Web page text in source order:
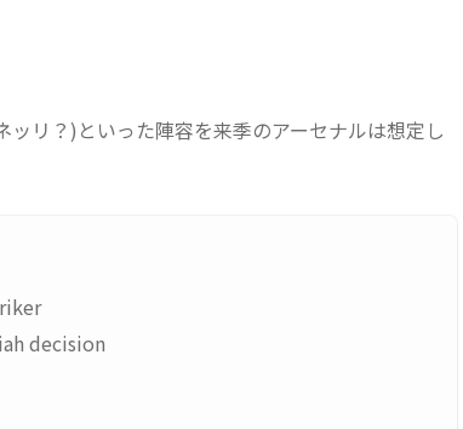
リ？)といった陣容を来季のアーセナルは想定し
decision